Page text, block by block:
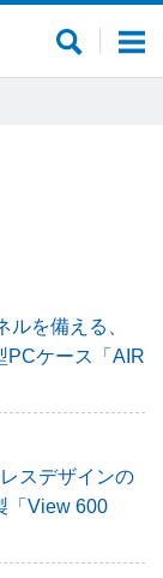
メ
サ
を備える、
PCケース「AIR
スデザインの
「View 600